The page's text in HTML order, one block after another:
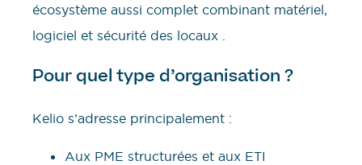
écosystème aussi complet combinant matériel,
logiciel et sécurité des locaux .
Pour quel type d’organisation ?
Kelio s’adresse principalement :
Aux PME structurées et aux ETI